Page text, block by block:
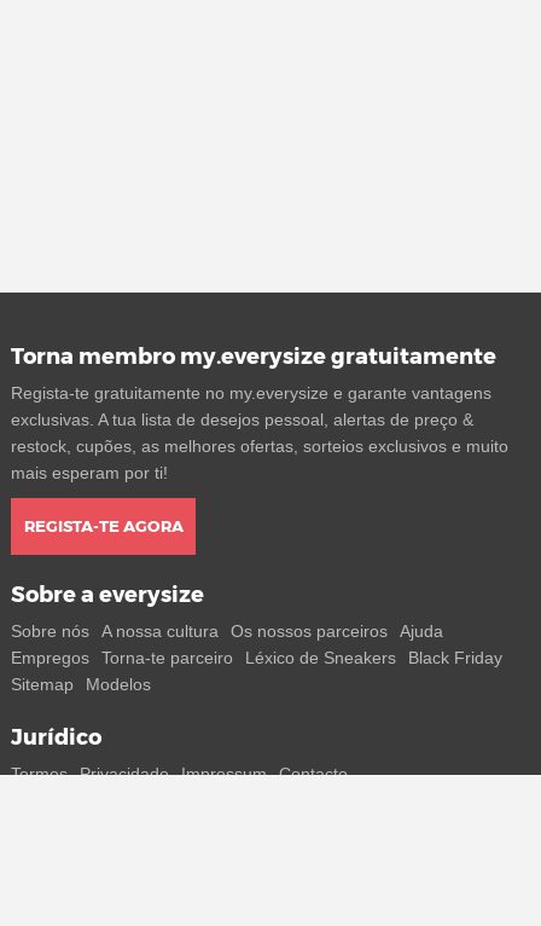
Torna membro my.everysize gratuitamente
Regista-te gratuitamente no my.everysize e garante vantagens
exclusivas. A tua lista de desejos pessoal, alertas de preço &
restock, cupões, as melhores ofertas, sorteios exclusivos e muito
mais esperam por ti!
REGISTA-TE AGORA
Sobre a everysize
Sobre nós A nossa cultura Os nossos parceiros
Ajuda
Empregos
Torna-te parceiro Léxico de Sneakers
Black Friday
Sitemap
Modelos
Jurídico
Termos Privacidade Impressum Contacto